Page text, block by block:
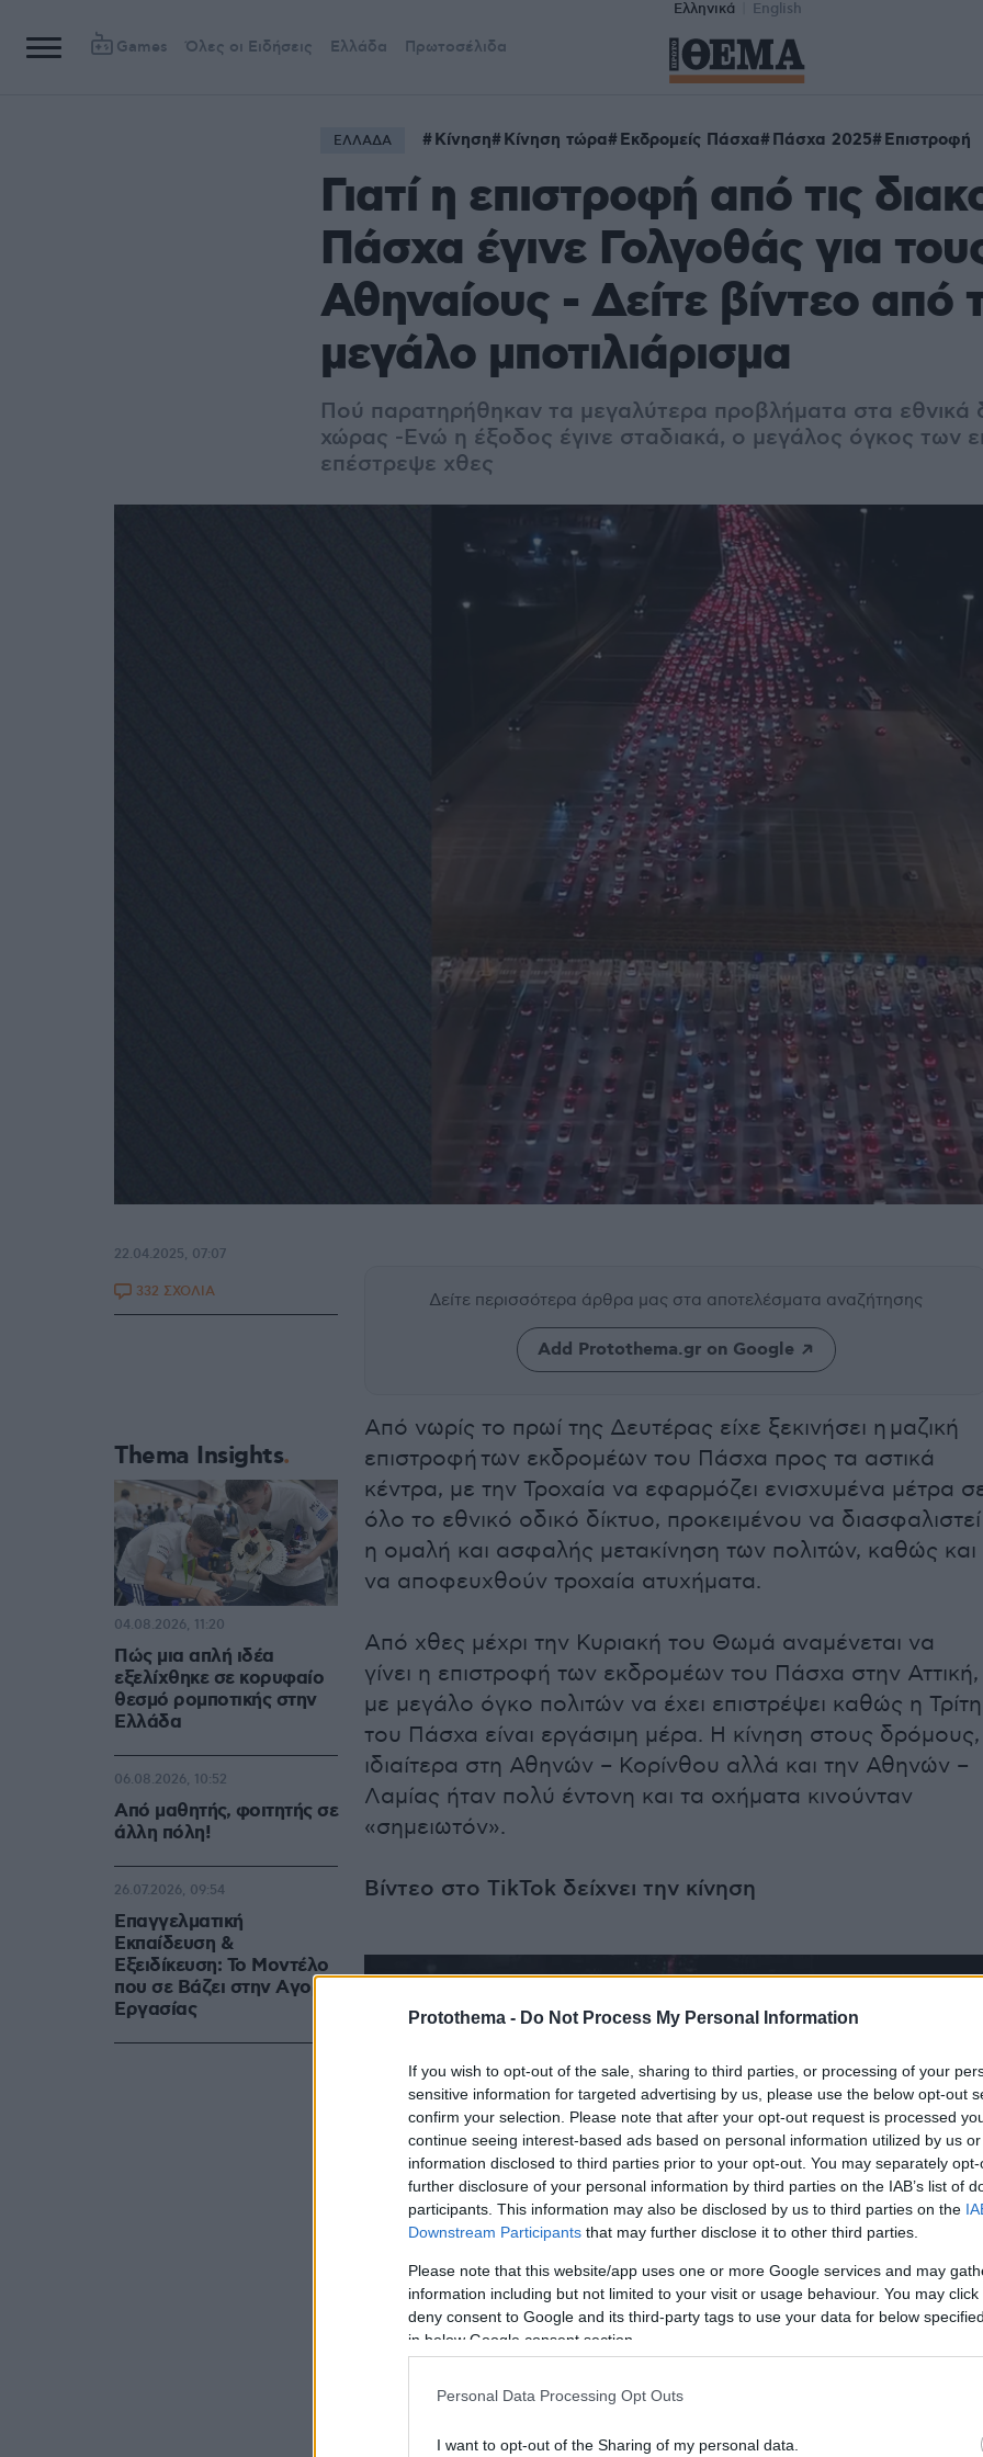
Protothema - Do Not Process My Personal Information
If you wish to opt-out of the sale, sharing to third parties, or processing of your
sensitive information for targeted advertising by us, please use the below opt-out
confirm your selection. Please note that after your opt-out request is processed
continue seeing interest-based ads based on personal information utilized by us
information disclosed to third parties prior to your opt-out. You may separately
further disclosure of your personal information by third parties on the IAB’s list of
participants. This information may also be disclosed by us to third parties on the
Downstream Participants that may further disclose it to other third parties.
Please note that this website/app uses one or more Google services and may
information including but not limited to your visit or usage behaviour. You may
deny consent to Google and its third-party tags to use your data for below
in below Google consent section.
Personal Data Processing Opt Outs
I want to opt-out of the Sharing of my personal data.
Ελληνικά English
Games Όλες οι Ειδήσεις Ελλάδα Πρωτοσέλιδα
ΕΛΛΑΔΑ Κίνηση Κίνηση τώρα Εκδρομείς Πάσχα Πάσχα 2025 Επιστροφή
Γιατί η επιστροφή από τις
Πάσχα έγινε Γολγοθάς για
Αθηναίους - Δείτε βίντεο από
μεγάλο μποτιλιάρισμα
Πού παρατηρήθηκαν τα μεγαλύτερα προβλήματα στα εθνικά
χώρας -Ενώ η έξοδος έγινε σταδιακά, ο μεγάλος όγκος των
επέστρεψε χθες
Δείτε περισσότερα άρθρα μας στα αποτελέσματα αναζήτησης
Add Protothema.gr on Google
Από νωρίς το πρωί της Δευτέρας είχε ξεκινήσει η μαζική
επιστροφή των εκδρομέων του Πάσχα προς τα αστικά
κέντρα, με την Τροχαία να εφαρμόζει ενισχυμένα μέτρα
όλο το εθνικό οδικό δίκτυο, προκειμένου να διασφαλιστεί
η ομαλή και ασφαλής μετακίνηση των πολιτών, καθώς και
να αποφευχθούν τροχαία ατυχήματα.
Από χθες μέχρι την Κυριακή του Θωμά αναμένεται να
γίνει η επιστροφή των εκδρομέων του Πάσχα στην Αττική,
με μεγάλο όγκο πολιτών να έχει επιστρέψει καθώς η Τρίτη
του Πάσχα είναι εργάσιμη μέρα. Η κίνηση στους δρόμους,
ιδιαίτερα στη Αθηνών – Κορίνθου αλλά και την Αθηνών –
Λαμίας ήταν πολύ έντονη και τα οχήματα κινούνταν
«σημειωτόν».
Βίντεο στο TikTok δείχνει την κίνηση
διαδρομή από Πελοπόννησο προς Αθήνα με τους
ταξιδιώτες να έχουν οπλιστεί με υπομονή καθώς σε
22.04.2025, 07:07
332 ΣΧΟΛΙΑ
Thema Insights
Πώς μια απλή ιδέα
εξελίχθηκε σε κορυφαίο
θεσμό ρομποτικής στην
Ελλάδα
04.08.2026, 11:20
Από μαθητής, φοιτητής σε
άλλη πόλη!
06.08.2026, 10:52
Επαγγελματική
Εκπαίδευση &
Εξειδίκευση: Το Mοντέλο
που σε Bάζει στην Aγορά
Eργασίας
26.07.2026, 09:54